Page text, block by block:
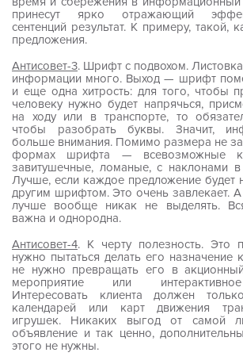
принесут ярко отражающий
сентенций результат. К примеру, такой,
предложения.
Антисовет-3. Шрифт с подвохом.
информации много. Выход — шрифт
и еще одна хитрость: для того, чтобы
человеку нужно будет напрячься,
на ходу или в транспорте, то
чтобы разобрать буквы. Значит,
больше внимания. Помимо размера не
формах шрифта — всевозможные
завитушечные, ломаные, с наклонами
Лучше, если каждое предложение будет
другим шрифтом. Это очень завлекает.
лучше вообще никак не выделять.
важна и однородна.
Антисовет-4. К черту полезность. Это
нужно пытаться делать его назначение
не нужно превращать его в
мероприятие или
Интересовать клиента должен
календарей или карт движения
игрушек. Никаких выгод от самой
объявление и так ценно,
этого не нужны.